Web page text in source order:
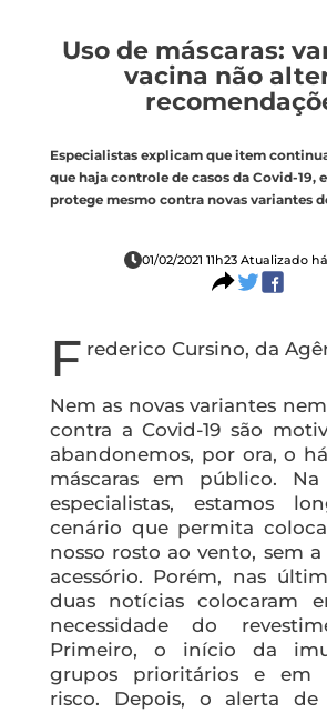
Uso de máscaras:
vacina não
Especialistas explicam que item
que haja controle de casos da Covid-19,
protege mesmo contra novas variantes
01/02/2021 11h23 Atualizado
F rederico Cursino, da
Nem as novas variantes
contra a Covid-19 são
abandonemos, por ora, o
máscaras em público.
especialistas, estamos
cenário que permita
nosso rosto ao vento, sem
acessório. Porém, nas
duas notícias colocaram
necessidade do
Primeiro, o início da
grupos prioritários e em
risco. Depois, o alerta de